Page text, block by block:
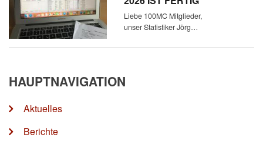
Liebe 100MC Mitglieder,
unser Statistiker Jörg…
HAUPTNAVIGATION
Aktuelles
Berichte